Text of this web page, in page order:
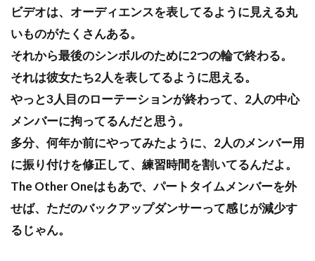
ビデオは、オーディエンスを表してるように見える丸
いものがたくさんある。
それから最後のシンボルのために2つの輪で終わる。
それは彼女たち2人を表してるように思える。
やっと3人目のローテーションが終わって、2人の中心
メンバーに拘ってるんだと思う。
多分、何年か前にやってみたように、2人のメンバー用
に振り付けを修正して、練習時間を割いてるんだよ。
The Other Oneはもあで、パートタイムメンバーを外
せば、ただのバックアップダンサーって感じが減少す
るじゃん。